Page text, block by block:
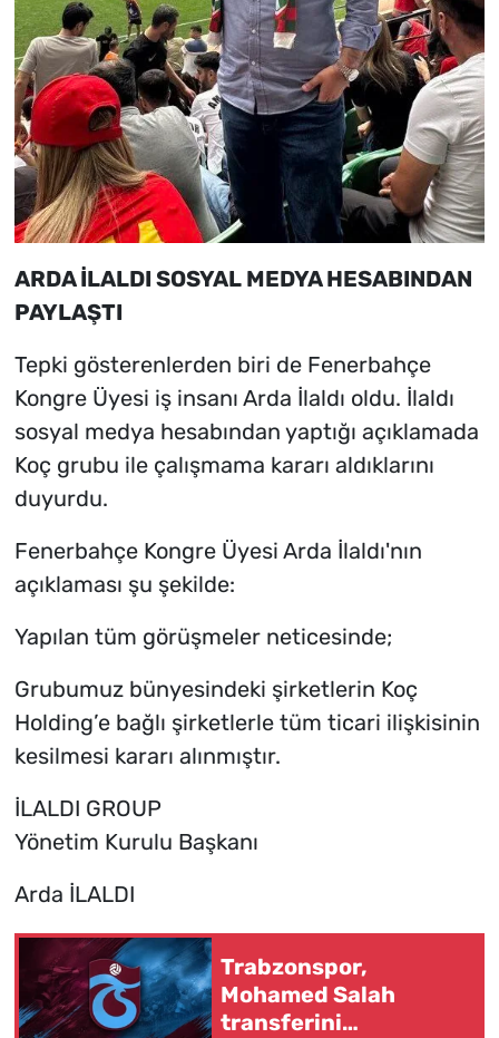
ARDA İLALDI SOSYAL MEDYA HESABINDAN
PAYLAŞTI
Tepki gösterenlerden biri de Fenerbahçe
Kongre Üyesi iş insanı Arda İlaldı oldu. İlaldı
sosyal medya hesabından yaptığı açıklamada
Koç grubu ile çalışmama kararı aldıklarını
duyurdu.
Fenerbahçe Kongre Üyesi Arda İlaldı'nın
açıklaması şu şekilde:
Yapılan tüm görüşmeler neticesinde;
Grubumuz bünyesindeki şirketlerin Koç
Holding’e bağlı şirketlerle tüm ticari ilişkisinin
kesilmesi kararı alınmıştır.
İLALDI GROUP
Yönetim Kurulu Başkanı
Arda İLALDI
Trabzonspor,
Mohamed Salah
transferini